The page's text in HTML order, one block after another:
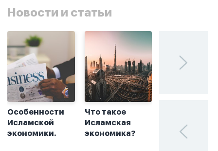
Новости и статьи
Особенности
Исламской
экономики.
Что такое
Исламская
экономика?
халяльное